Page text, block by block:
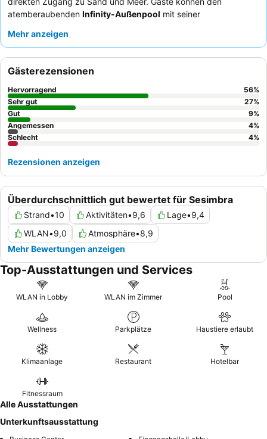
atemberaubenden Infinity-Außenpool mit seiner
aufmerksame Personal wird stets für seinen professionellen und
ergänzt wird, das eine umfangreiche Auswahl, darunter frisch
gepressten Orangensaft und Eierspeisen nach Wunsch, bietet.
Für ein noch besseres Erlebnis empfiehlt es sich, ein Zimmer mit
Balkonzu buchen, um die atemberaubende Aussicht auf das
Meer in vollen Zügen zu genießen.
Mehr anzeigen
Überdurchschnittlich gut bewertet für Sesimbra
Strand•10 Aktivitäten•9,6 Lage•9,4
WLAN•9,0 Atmosphäre•8,9
Mehr Bewertungen anzeigen
Gästerezensionen
Hervorragend 56%
Sehr gut
27%
Gut
9%
Angemessen
4%
Schlecht
4%
Rezensionen anzeigen
Top-Ausstattungen und Services
WLAN in Lobby WLAN im Zimmer Pool
Wellness Parkplätze Haustiere erlaubt
Klimaanlage Restaurant Hotelbar
Fitnessraum
Alle Ausstattungen
Unterkunftsausstattung